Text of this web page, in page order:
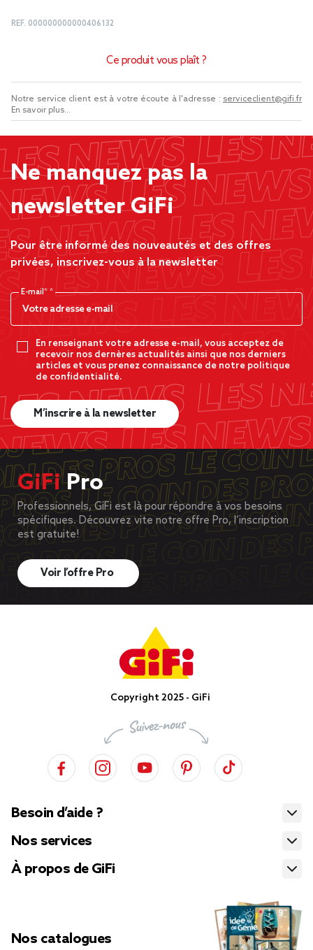
REF. 000000000000406132
Ce produit vous plaît ?
Notre service client est à votre écoute à l'adresse : serviceclient@gifi.fr
En savoir plus...
Ne manquez pas la
newsletter GiFi
Pour être informé des nouveautés et des offres
privées, inscrivez-vous à la newsletter
E-mail*
En renseignant votre adresse e-mail, vous acceptez de
recevoir nos dernères actualités ainsi que nos derniers
articles et vous prenez connaissance de notre politique
de confidentialité.
M’inscrire à la newsletter
GiFiPro
Professionnels, GiFi est là pour répondre à vos besoins
spécifiques. Découvrez vite notre offre Pro, l’inscription
est gratuite!
Voir l’offre Pro
Copyright 2025 - GiFi
Besoin d’aide ?
Nos services
À propos de GiFi
Nos catalogues